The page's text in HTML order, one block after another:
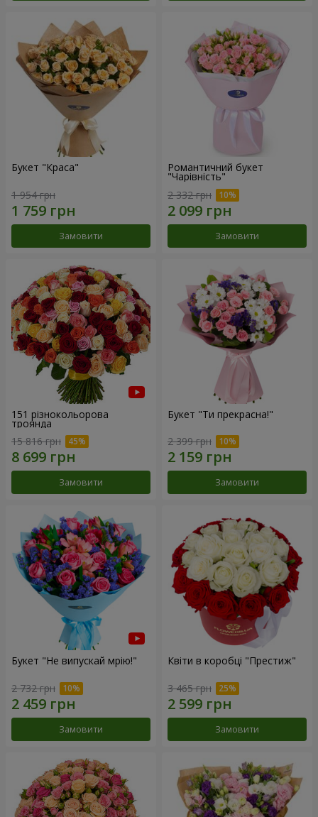
Букет "Краса"
1 954 грн
Замовити
Романтичний букет
"Чарівність"
2 332 грн
Замовити
151 різнокольорова
троянда
15 816 грн
Замовити
Букет "Ти прекрасна!"
2 399 грн
Замовити
Букет "Не випускай мрію!"
2 732 грн
Замовити
Квіти в коробці "Престиж"
3 465 грн
Замовити